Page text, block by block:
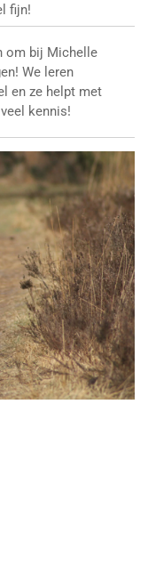
fijn!
om bij Michelle
We leren
en ze helpt met
kennis!